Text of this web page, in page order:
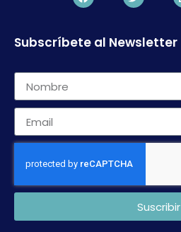
Subscríbete al Newsletter
Suscribir